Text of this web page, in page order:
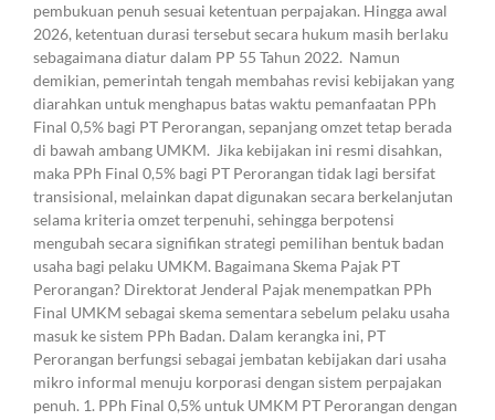
pembukuan penuh sesuai ketentuan perpajakan. Hingga awal
2026, ketentuan durasi tersebut secara hukum masih berlaku
sebagaimana diatur dalam PP 55 Tahun 2022. Namun
demikian, pemerintah tengah membahas revisi kebijakan yang
diarahkan untuk menghapus batas waktu pemanfaatan PPh
Final 0,5% bagi PT Perorangan, sepanjang omzet tetap berada
di bawah ambang UMKM. Jika kebijakan ini resmi disahkan,
maka PPh Final 0,5% bagi PT Perorangan tidak lagi bersifat
transisional, melainkan dapat digunakan secara berkelanjutan
selama kriteria omzet terpenuhi, sehingga berpotensi
mengubah secara signifikan strategi pemilihan bentuk badan
usaha bagi pelaku UMKM. Bagaimana Skema Pajak PT
Perorangan? Direktorat Jenderal Pajak menempatkan PPh
Final UMKM sebagai skema sementara sebelum pelaku usaha
masuk ke sistem PPh Badan. Dalam kerangka ini, PT
Perorangan berfungsi sebagai jembatan kebijakan dari usaha
mikro informal menuju korporasi dengan sistem perpajakan
penuh. 1. PPh Final 0,5% untuk UMKM PT Perorangan dengan